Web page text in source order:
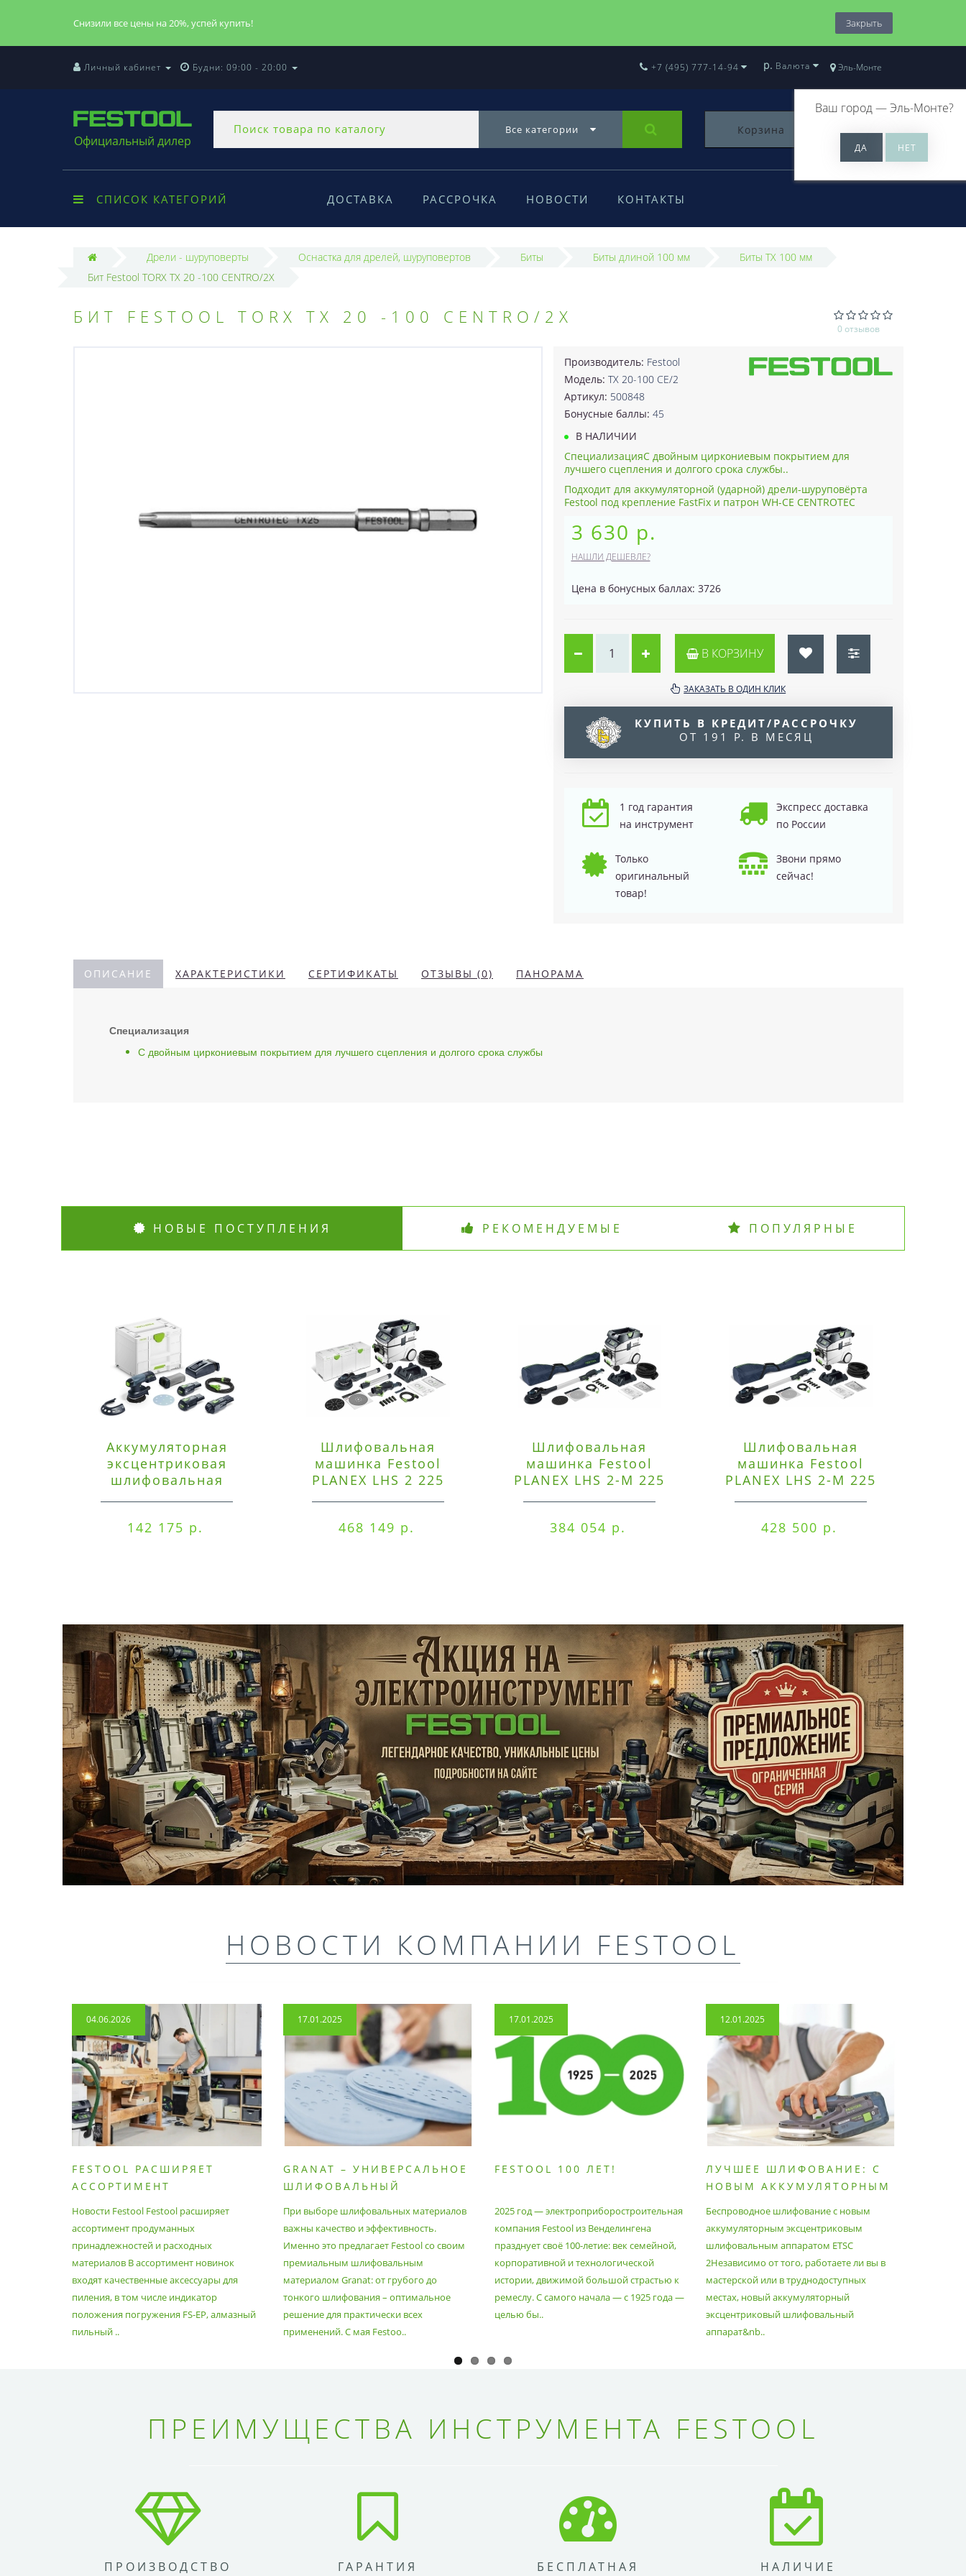
Снизили все цены на 20%, успей купить! Закрыть
Личный кабинет Будни: 09:00 - 20:00 Эль-Монте
Ваш город —Эль-Монте?
+7 (495) 777-14-94 р. Валюта
Официальный дилер
Все категории Корзина 0
СПИСОК КАТЕГОРИЙ ДОСТАВКА РАССРОЧКА НОВОСТИ КОНТАКТЫ
Дрели - шуруповерты Оснастка для дрелей, шуруповертов Биты Биты длиной 100 мм
Биты TX 100 мм
Бит Festool TORX TX 20 -100 CENTRO/2X
БИТ FESTOOL TORX TX 20 -100 CENTRO/2X
0 отзывов
Производитель: Festool
Модель: TX 20-100 CE/2
Артикул: 500848
Бонусные баллы: 45
В НАЛИЧИИ
СпециализацияС двойным циркониевым покрытием для
лучшего сцепления и долгого срока службы..
Подходит для аккумуляторной (ударной) дрели-шуруповёрта
Festool под крепление FastFix и патрон WH-CE CENTROTEC
3 630 р.
НАШЛИ ДЕШЕВЛЕ?
Цена в бонусных баллах: 3726
В КОРЗИНУ
ЗАКАЗАТЬ В ОДИН КЛИК
КУПИТЬ В КРЕДИТ/РАССРОЧКУ
ОТ 191 Р. В МЕСЯЦ
1 год гарантия
на инструмент
Экспресс доставка
по России
Только
оригинальный
товар!
Звони прямо
сейчас!
ОПИСАНИЕ ХАРАКТЕРИСТИКИ СЕРТИФИКАТЫ ОТЗЫВЫ (0) ПАНОРАМА
Специализация
С двойным циркониевым покрытием для лучшего сцепления и долгого срока службы
НОВЫЕ ПОСТУПЛЕНИЯ РЕКОМЕНДУЕМЫЕ ПОПУЛЯРНЫЕ
Аккумуляторная
эксцентриковая
шлифовальная
142 175 р.
Шлифовальная
машинка Festool
PLANEX LHS 2 225
468 149 р.
Шлифовальная
машинка Festool
PLANEX LHS 2-M 225
384 054 р.
Шлифовальная
машинка Festool
PLANEX LHS 2-M 225
428 500 р.
НОВОСТИ КОМПАНИИ FESTOOL
04.06.2026
FESTOOL РАСШИРЯЕТ
АССОРТИМЕНТ
ПРИНАДЛЕЖНОСТЕЙ И
РАСХОДНЫХ МАТЕРИАЛОВ
Новости Festool Festool расширяет
ассортимент продуманных
принадлежностей и расходных
материалов В ассортимент новинок
входят качественные аксессуары для
пиления, в том числе индикатор
положения погружения FS-EP, алмазный
пильный ..
17.01.2025
GRANAT – УНИВЕРСАЛЬНОЕ
ШЛИФОВАЛЬНЫЙ
При выборе шлифовальных материалов
важны качество и эффективность.
Именно это предлагает Festool со своим
премиальным шлифовальным
материалом Granat: от грубого до
тонкого шлифования – оптимальное
решение для практически всех
применений. С мая Festoo..
17.01.2025
FESTOOL 100 ЛЕТ!
2025 год — электроприборостроительная
компания Festool из Венделингена
празднует своё 100-летие: век семейной,
корпоративной и технологической
истории, движимой большой страстью к
ремеслу. С самого начала — с 1925 года —
целью бы..
12.01.2025
ЛУЧШЕЕ ШЛИФОВАНИЕ: С
НОВЫМ АККУМУЛЯТОРНЫМ
АППАРАТОМ ETSC2
Беспроводное шлифование с новым
аккумуляторным эксцентриковым
шлифовальным аппаратом ETSC
2Независимо от того, работаете ли вы в
мастерской или в труднодоступных
местах, новый аккумуляторный
эксцентриковый шлифовальный
аппарат&nb..
ПРЕИМУЩЕСТВА ИНСТРУМЕНТА FESTOOL
ПРОИЗВОДСТВО ГАРАНТИЯ БЕСПЛАТНАЯ НАЛИЧИЕ